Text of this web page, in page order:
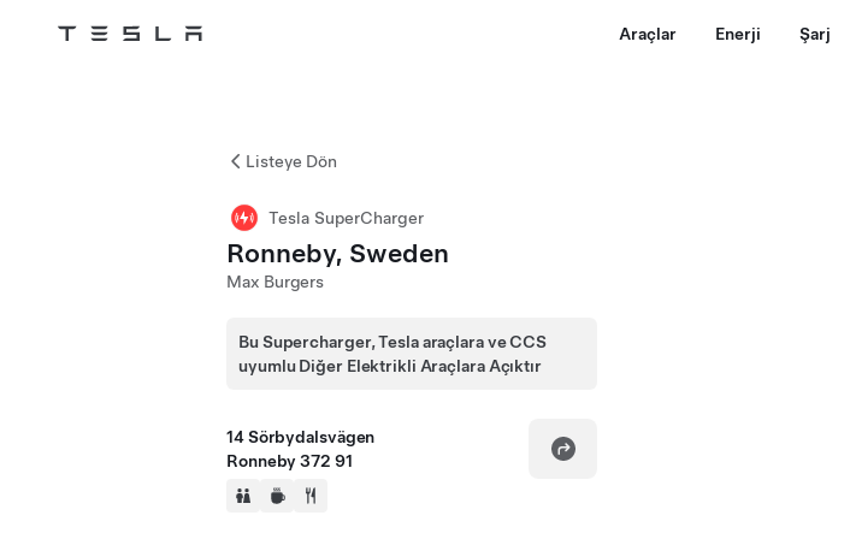
Tesla Araçlar Enerji Şarj
Listeye Dön
Tesla SuperCharger
Ronneby, Sweden
Max Burgers
Bu Supercharger, Tesla araçlara ve CCS
uyumlu Diğer Elektrikli Araçlara Açıktır
14 Sörbydalsvägen
Ronneby 372 91